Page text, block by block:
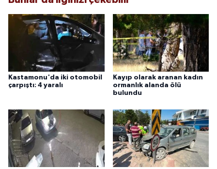
Kastamonu'da iki otomobil
çarpıştı: 4 yaralı
Kayıp olarak aranan kadın
ormanlık alanda ölü
bulundu